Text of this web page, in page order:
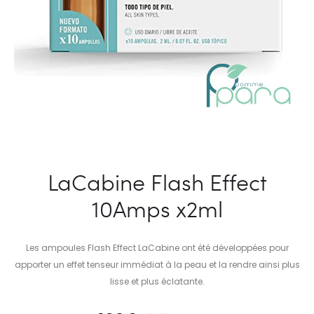
LaCabine Flash Effect
10Amps x2ml
Les ampoules Flash Effect LaCabine ont été développées pour
apporter un effet tenseur immédiat à la peau et la rendre ainsi plus
lisse et plus éclatante.